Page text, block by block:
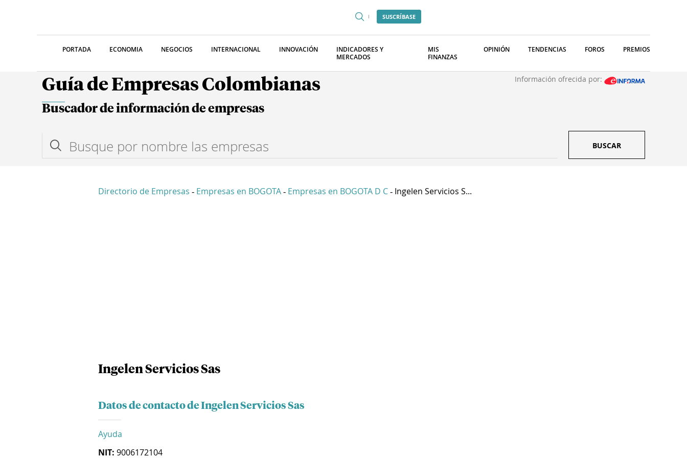
SUSCRÍBASE
PORTADA ECONOMIA NEGOCIOS INTERNACIONAL INNOVACIÓN
INDICADORES Y
MERCADOS
MIS
FINANZAS
OPINIÓN TENDENCIAS FOROS PREMIOS
Guía de Empresas Colombianas Información ofrecida por:
Buscador de información de empresas
BUSCAR
Directorio de Empresas - Empresas en BOGOTA - Empresas en BOGOTA D C - Ingelen Servicios S...
Ingelen Servicios Sas
Datos de contacto de Ingelen Servicios Sas
Ayuda
NIT: 9006172104